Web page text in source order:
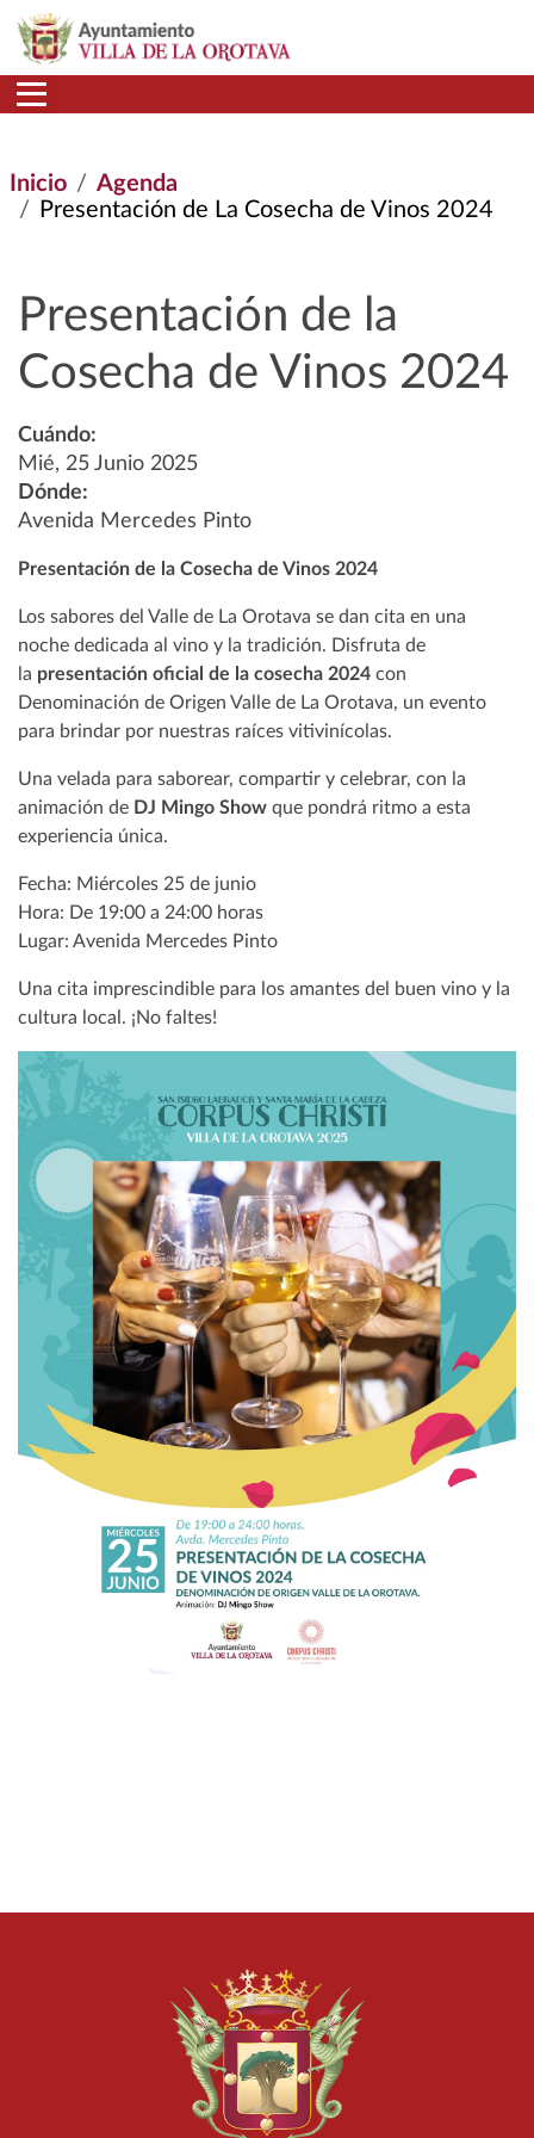
Pasar al contenido principal
Inicio
Agenda
Presentación de La Cosecha de Vinos 2024
Presentación de la
Cosecha de Vinos 2024
Cuándo:
Mié, 25 Junio 2025
Dónde:
Avenida Mercedes Pinto
Presentación de la Cosecha de Vinos 2024
Los sabores del Valle de La Orotava se dan cita en una
noche dedicada al vino y la tradición. Disfruta de
la presentación oficial de la cosecha 2024 con
Denominación de Origen Valle de La Orotava, un evento
para brindar por nuestras raíces vitivinícolas.
Una velada para saborear, compartir y celebrar, con la
animación de DJ Mingo Show que pondrá ritmo a esta
experiencia única.
Fecha: Miércoles 25 de junio
Hora: De 19:00 a 24:00 horas
Lugar: Avenida Mercedes Pinto
Una cita imprescindible para los amantes del buen vino y la
cultura local. ¡No faltes!